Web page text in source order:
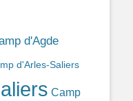
d'Agde
d'Arles-Saliers
Camp